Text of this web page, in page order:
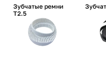
Зубчатые ремни
T2.5